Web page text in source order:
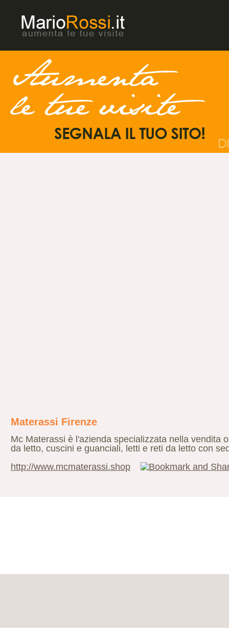
Materassi Firenze
Mc Materassi è l'azienda specializzata nella vendita
da letto, cuscini e guanciali, letti e reti da letto con
http://www.mcmaterassi.shop